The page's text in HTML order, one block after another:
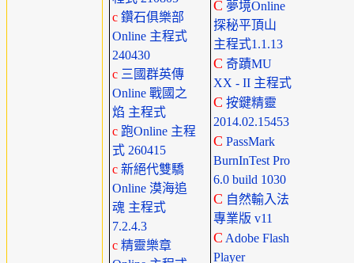
c 鑽石俱樂部
Online 主程式
240430
c 三國群英傳
Online 戰國之
焰 主程式
c 跑Online 主程
式 260415
c 新絕代雙驕
Online 漠海追
魂 主程式
7.2.4.3
c 精靈樂章
C 夢境Online
探秘平頂山
主程式1.1.13
C 奇蹟MU
XX - II 主程式
C 按鍵精靈
2014.02.15453
C PassMark
BurnInTest Pro
6.0 build 1030
C 自然輸入法
專業版 v11
C Adobe Flash
Player